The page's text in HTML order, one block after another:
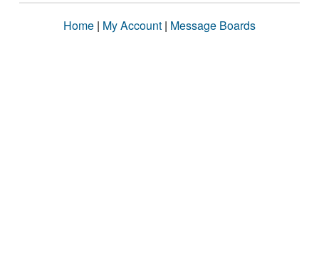
Home | My Account | Message Boards